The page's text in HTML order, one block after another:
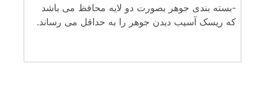
-بسته بندی جوهر بصورت دو لایه محافظ می باشد
که ریسک آسیب دیدن جوهر را به حداقل می رساند.